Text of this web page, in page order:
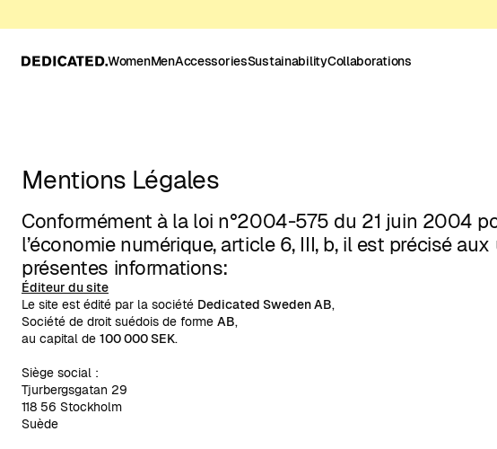
WomenMenAccessoriesSustainabilityCollaborations
Mentions Légales
Conformément à la loi n°2004-575 du 21 juin 2004
l’économie numérique, article 6, III, b, il est précisé
présentes informations:
Éditeur du site
Le site est édité par la société Dedicated Sweden AB,
Société de droit suédois de forme AB,
au capital de 100 000 SEK.
Siège social :
Tjurbergsgatan 29
118 56 Stockholm
Suède